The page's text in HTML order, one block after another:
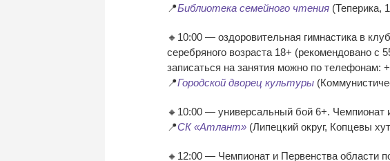
📍Библиотека семейного чтения (Теперика,
🔸10:00 — оздоровительная гимнастика в
серебряного возраста 18+ (рекомендовано
записаться на занятия можно по телефонам:
📍Городской дворец культуры
🔸10:00 — универсальный бой 6+. Чемпионат
📍СК «Атлант» (Липецкий округ, Копцевы
🔸12:00 — Чемпионат и Первенства области